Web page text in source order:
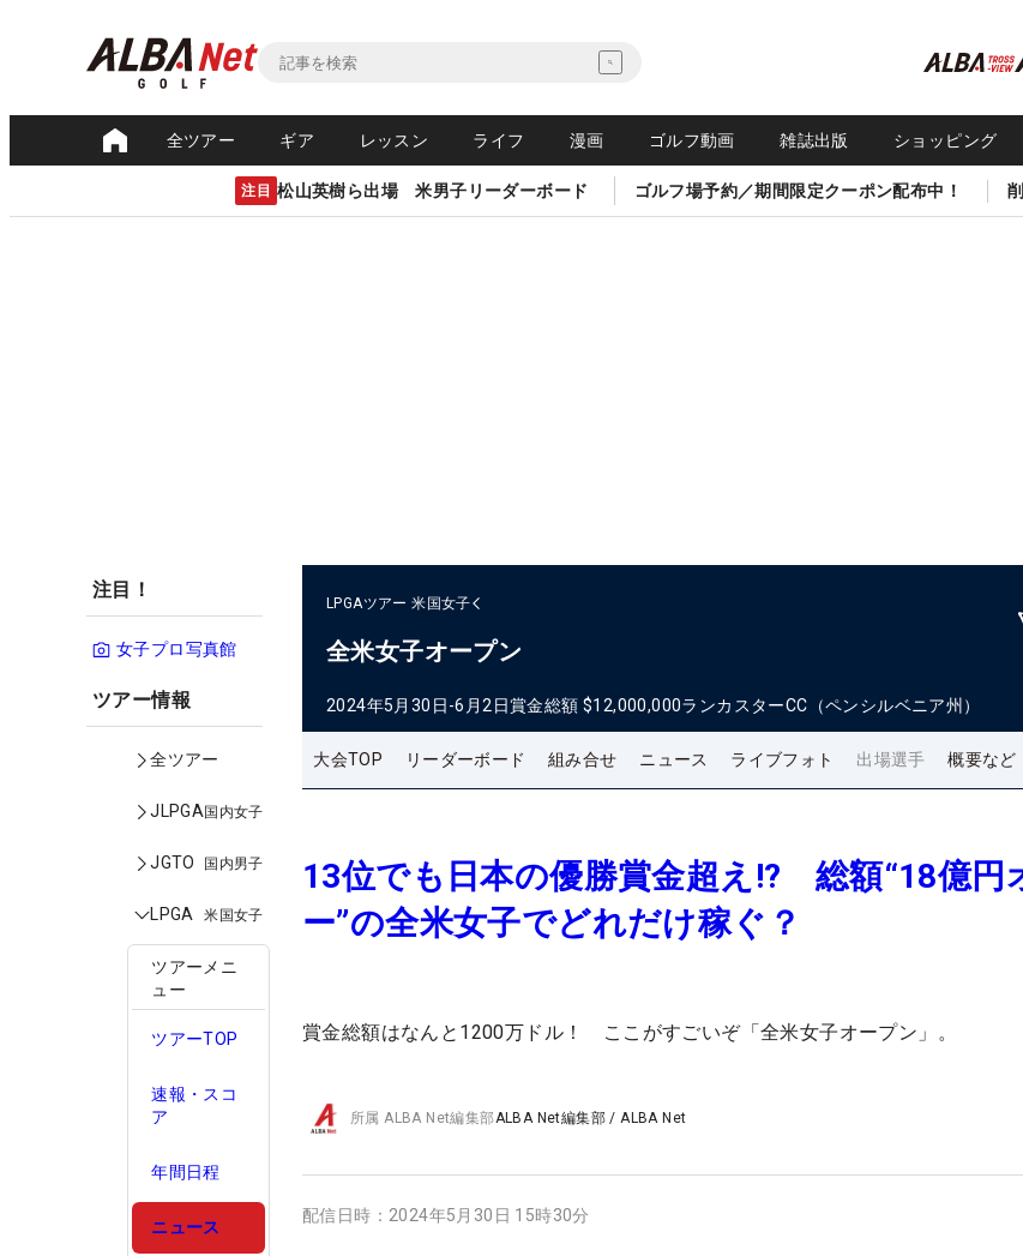
全ツアー ギア レッスン ライフ 漫画 ゴルフ動画 雑誌出版 ショッピング
注目 松山英樹ら出場 米男子リーダーボード ゴルフ場予約／期間限定クーポン配布中！
注目！
女子プロ写真館
ツアー情報
全ツアー
JLPGA国内女子
JGTO 国内男子
LPGA 米国女子
ツアーメニ
ュー
ツアーTOP
速報・スコ
ア
年間日程
ニュース
LPGAツアー 米国女子
全米女子オープン
2024年5月30日-6月2日賞金総額 $12,000,000ランカスターCC（ペンシルベニア州）
大会TOP リーダーボード 組み合せ ニュース ライブフォト 出場選手 概要など
13位でも日本の優勝賞金超え!? 総額“18億円
ー”の全米女子でどれだけ稼ぐ？
賞金総額はなんと1200万ドル！ ここがすごいぞ「全米女子オープン」。
所属ALBA Net編集部ALBA Net編集部 /ALBA Net
配信日時： 2024年5月30日 15時30分